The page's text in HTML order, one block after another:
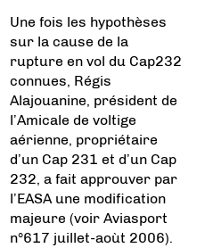
Une fois les hypothèses
sur la cause de la
rupture en vol du Cap232
connues, Régis
Alajouanine, président de
l’Amicale de voltige
aérienne, propriétaire
d’un Cap 231 et d’un Cap
232, a fait approuver par
l’EASA une modification
majeure (voir Aviasport
n°617 juillet-aoùt 2006).